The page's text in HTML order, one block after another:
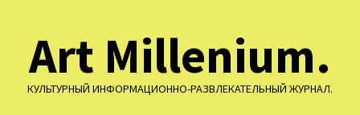
содержимому
Art Millenium.
КУЛЬТУРНЫЙ ИНФОРМАЦИОННО-РАЗВЛЕКАТЕЛЬНЫЙ ЖУРНАЛ.